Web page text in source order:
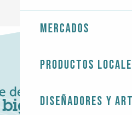
Mercados
Productos
Diseñadores y